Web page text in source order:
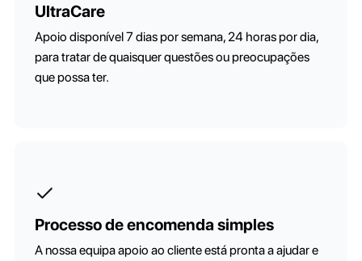
UltraCare
Apoio disponível 7 dias por semana, 24 horas por dia,
para tratar de quaisquer questões ou preocupações
que possa ter.
Processo de encomenda simples
A nossa equipa apoio ao cliente está pronta a ajudar e